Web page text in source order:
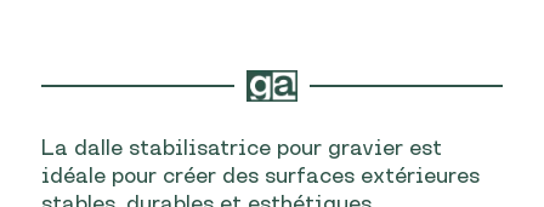
La dalle stabilisatrice pour gravier est
idéale pour créer des surfaces extérieures